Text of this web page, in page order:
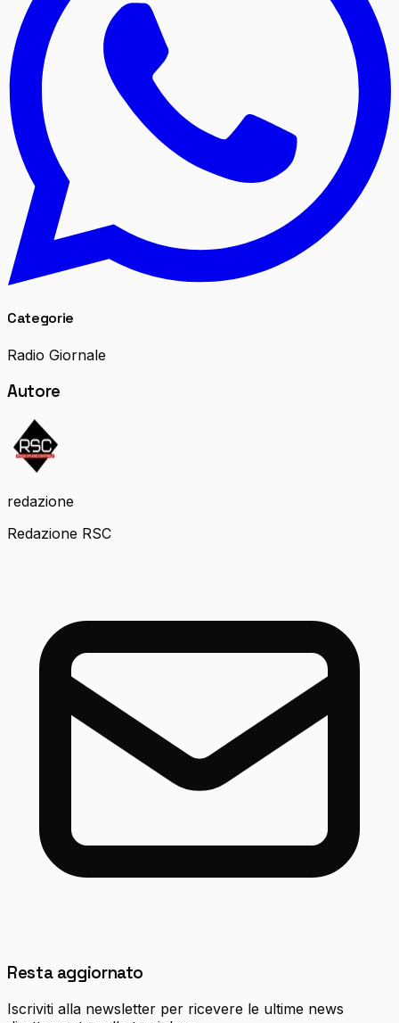
Categorie
Radio Giornale
Autore
redazione
Redazione RSC
Resta aggiornato
Iscriviti alla newsletter per ricevere le ultime news